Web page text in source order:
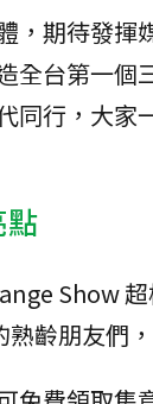
，期待發
全台第一
同行，大
Show
齡朋友們